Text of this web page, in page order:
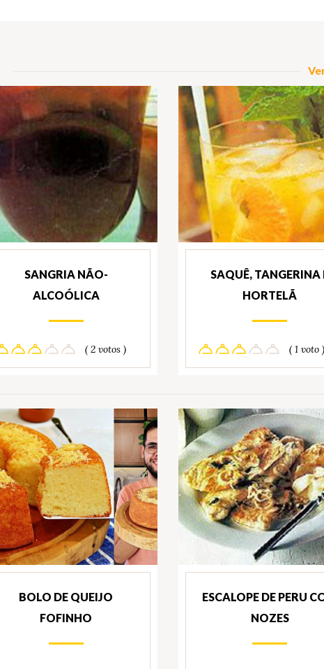
SANGRIA NÃO-
ALCOÓLICA
( 2 votos )
SAQUÊ, TANGERINA
HORTELÃ
( 1 voto )
BOLO DE QUEIJO
FOFINHO
ESCALOPE DE PERU
NOZES